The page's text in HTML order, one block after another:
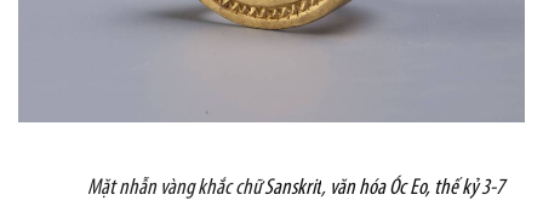
Mặt nhẫn vàng khắc chữSanskrit, văn hóa Óc Eo, thế kỷ 3-7